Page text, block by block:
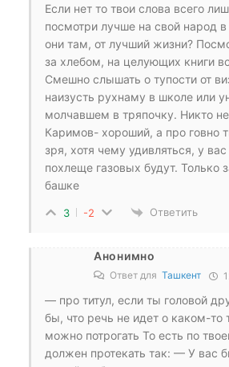
Если нет то твои слова всего
посмотри лучше на свой народ в
они там, от лучший жизни?
за хлебом, на целующих книги
Смешно слышать о тупости от
наизусть рухнаму в школе или
молчавшем в тряпочку. Никто не
Каримов- хороший, а про говно
зря, хотя чему удивляться, у
похлеще газовых будут. Только
башке
3 -2 Ответить
Анонимно
Ответ для Ташкент
— про титул, если ты головой
бы, что речь не идет о каком-то
можно потрогать То есть по
должен протекать так: — У вас